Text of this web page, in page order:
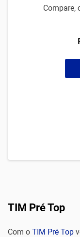
Compare,
TIM Pré Top
Com o TIM Pré Top